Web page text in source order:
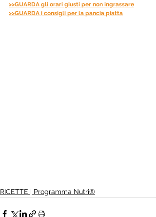
>>GUARDA gli orari giusti per non ingrassare
>>GUARDA i consigli per la pancia piatta
RICETTE | Programma Nutri®